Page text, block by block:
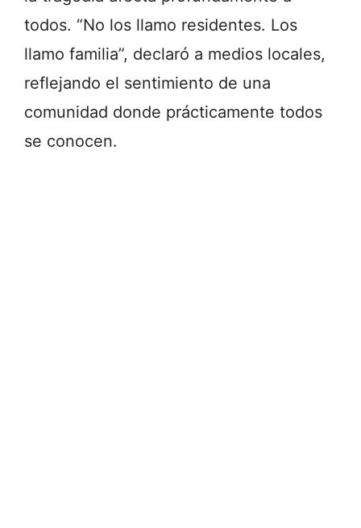
todos. “No los llamo residentes. Los
llamo familia”, declaró a medios locales,
reflejando el sentimiento de una
comunidad donde prácticamente todos
se conocen.